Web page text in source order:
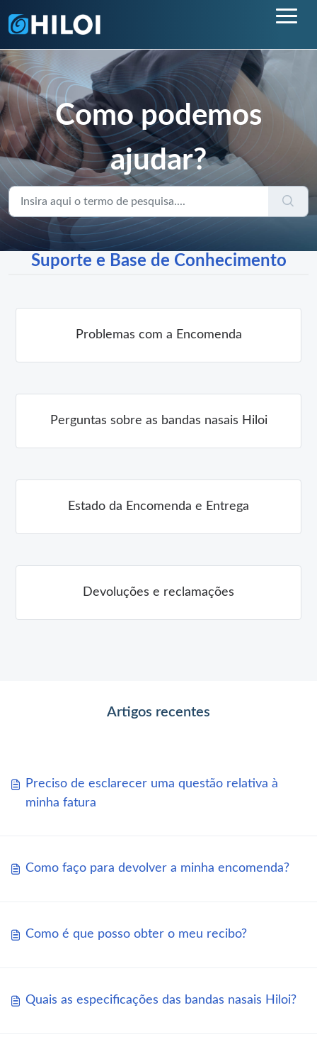
Como podemos
ajudar?
Suporte e Base de Conhecimento
Problemas com a Encomenda
Perguntas sobre as bandas nasais Hiloi
Estado da Encomenda e Entrega
Devoluções e reclamações
Artigos recentes
Preciso de esclarecer uma questão relativa à
minha fatura
Como faço para devolver a minha encomenda?
Como é que posso obter o meu recibo?
Quais as especificações das bandas nasais Hiloi?